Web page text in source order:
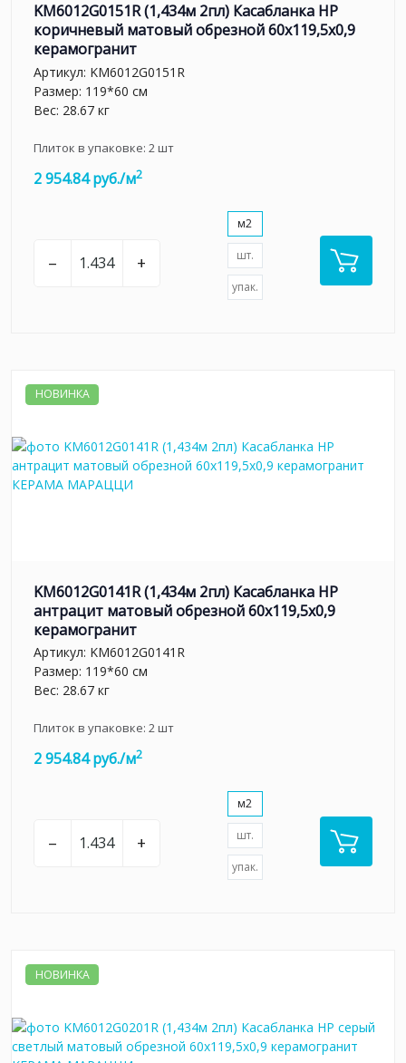
KM6012G0151R (1,434м 2пл) Касабланка HP
коричневый матовый обрезной 60x119,5x0,9
керамогранит
Артикул: KM6012G0151R
Размер: 119*60 см
Вес: 28.67 кг
Плиток в упаковке: 2шт
2 954.84 руб./м2
– +
м2
шт.
упак.
НОВИНКА
KM6012G0141R (1,434м 2пл) Касабланка HP
антрацит матовый обрезной 60x119,5x0,9
керамогранит
Артикул: KM6012G0141R
Размер: 119*60 см
Вес: 28.67 кг
Плиток в упаковке: 2шт
2 954.84 руб./м2
– +
м2
шт.
упак.
НОВИНКА